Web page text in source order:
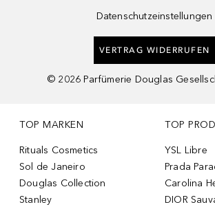
Datenschutzeinstellungen
VERTRAG WIDERRUFEN
© 2026 Parfümerie Douglas
TOP MARKEN
Rituals Cosmetics
Sol de Janeiro
Douglas Collection
Stanley
TOP
YSL Libre
Prada
Carolina
DIOR